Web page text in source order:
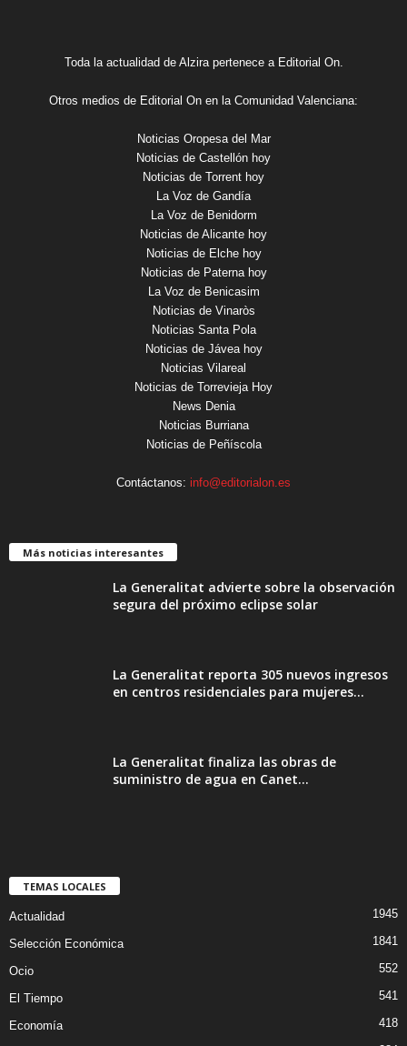
Toda la actualidad de Alzira pertenece a Editorial On.
Otros medios de Editorial On en la Comunidad Valenciana:
Noticias Oropesa del Mar
Noticias de Castellón hoy
Noticias de Torrent hoy
La Voz de Gandía
La Voz de Benidorm
Noticias de Alicante hoy
Noticias de Elche hoy
Noticias de Paterna hoy
La Voz de Benicasim
Noticias de Vinaròs
Noticias Santa Pola
Noticias de Jávea hoy
Noticias Vilareal
Noticias de Torrevieja Hoy
News Denia
Noticias Burriana
Noticias de Peñíscola
Contáctanos: info@editorialon.es
Más noticias interesantes
La Generalitat advierte sobre la observación
segura del próximo eclipse solar
La Generalitat reporta 305 nuevos ingresos
en centros residenciales para mujeres...
La Generalitat finaliza las obras de
suministro de agua en Canet...
TEMAS LOCALES
Actualidad 1945
Selección Económica 1841
Ocio 552
El Tiempo 541
Economía
418